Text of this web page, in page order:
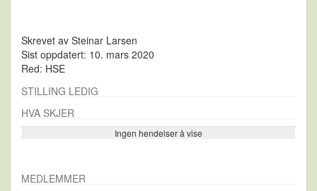
Skrevet av Steinar Larsen
Sist oppdatert: 10. mars 2020
Red: HSE
STILLING LEDIG
HVA SKJER
Ingen hendelser å vise
Se flere…
MEDLEMMER